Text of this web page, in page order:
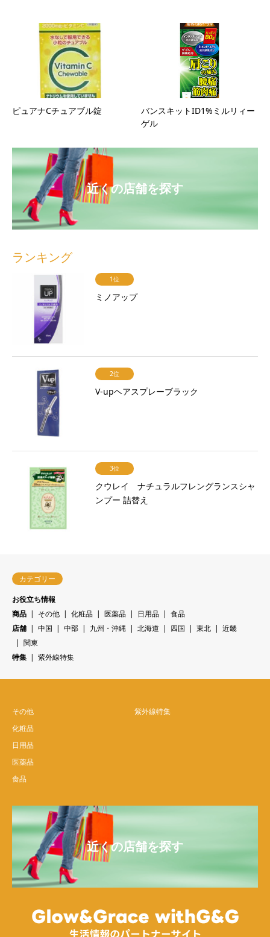
ピュアナCチュアブル錠
バンスキットID1%ミルリィー
ゲル
近くの店舗を探す
ランキング
1位
ミノアップ
2位
V-upヘアスプレーブラック
3位
クウレイ ナチュラルフレングランスシャ
ンプー 詰替え
カテゴリー
お役立ち情報
商品
その他 化粧品 医薬品 日用品
食品
店舗
中国 中部 九州・沖縄 北海道 四国 東北
近畿
関東
特集
紫外線特集
その他
化粧品
日用品
医薬品
食品
紫外線特集
近くの店舗を探す